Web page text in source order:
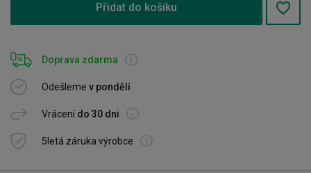
Přidat do košíku
Doprava zdarma
Odešleme v pondělí
Vrácení do 30 dni
5letá záruka výrobce